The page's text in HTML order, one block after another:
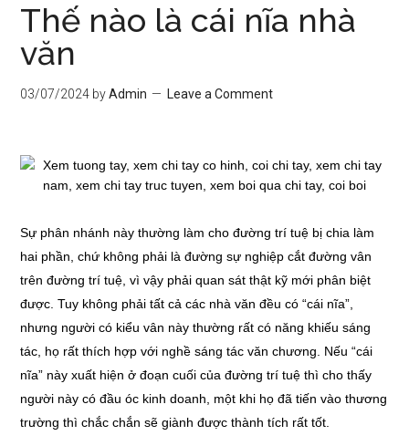
Thế nào là cái nĩa nhà
văn
03/07/2024 byAdmin Leave a Comment
Sự phân nhánh này thường làm cho đường trí tuệ bị chia làm
hai phần, chứ không phải là đường sự nghiệp cắt đường vân
trên đường trí tuệ, vì vậy phải quan sát thật kỹ mới phân biệt
được. Tuy không phải tất cả các nhà văn đều có “cái nĩa”,
nhưng người có kiểu vân này thường rất có năng khiếu sáng
tác, họ rất thích hợp với nghề sáng tác văn chương. Nếu “cái
nĩa” này xuất hiện ở đoạn cuối của đường trí tuệ thì cho thấy
người này có đầu óc kinh doanh, một khi họ đã tiến vào thương
trường thì chắc chắn sẽ giành được thành tích rất tốt.